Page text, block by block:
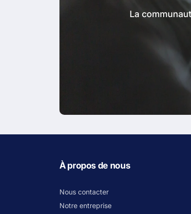
La
À propos de nous
Nous contacter
Notre entreprise